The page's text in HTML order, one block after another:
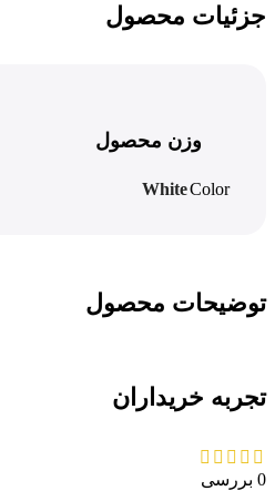
جزئیات محصول
وزن محصول
Color
White
توضیحات محصول
تجربه خریداران
0 بررسی